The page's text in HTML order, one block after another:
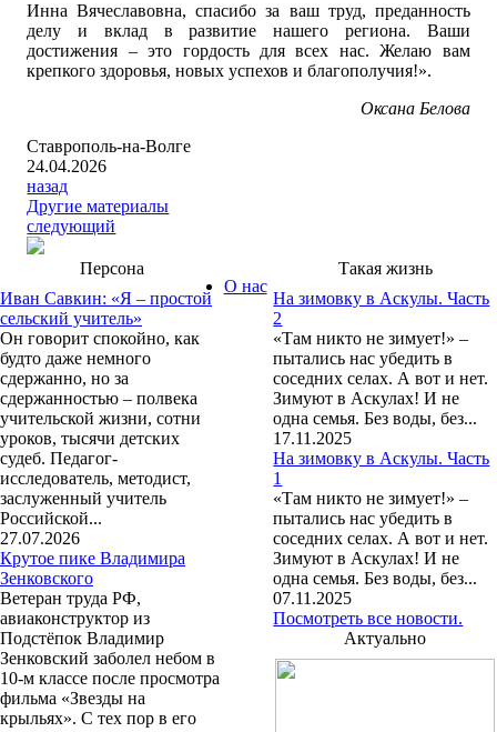
Инна Вячеславовна, спасибо за ваш труд, преданность
делу и вклад в развитие нашего региона. Ваши
достижения – это гордость для всех нас. Желаю вам
крепкого здоровья, новых успехов и благополучия!».
Оксана Белова
Ставрополь-на-Волге
24.04.2026
назад
Другие материалы
следующий
Персона
Иван Савкин: «Я – простой
сельский учитель»
Он говорит спокойно, как
будто даже немного
сдержанно, но за
сдержанностью – полвека
учительской жизни, сотни
уроков, тысячи детских
судеб. Педагог-
исследователь, методист,
заслуженный учитель
Российской...
27.07.2026
Крутое пике Владимира
Зенковского
Ветеран труда РФ,
авиаконструктор из
Подстёпок Владимир
Зенковский заболел небом в
10-м классе после просмотра
фильма «Звезды на
крыльях». С тех пор в его
Такая жизнь
На зимовку в Аскулы. Часть
2
«Там никто не зимует!» –
пытались нас убедить в
соседних селах. А вот и нет.
Зимуют в Аскулах! И не
одна семья. Без воды, без...
17.11.2025
На зимовку в Аскулы. Часть
1
«Там никто не зимует!» –
пытались нас убедить в
соседних селах. А вот и нет.
Зимуют в Аскулах! И не
одна семья. Без воды, без...
07.11.2025
Посмотреть все новости.
Актуально
О нас